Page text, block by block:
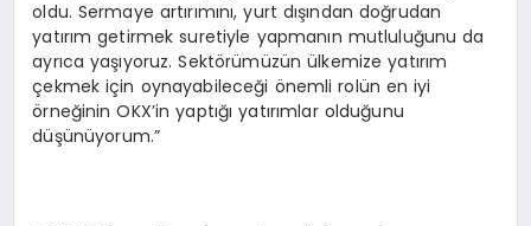
oldu. Sermaye artırımını, yurt dışından doğrudan
yatırım getirmek suretiyle yapmanın mutluluğunu da
ayrıca yaşıyoruz. Sektörümüzün ülkemize yatırım
çekmek için oynayabileceği önemli rolün en iyi
örneğinin OKX’in yaptığı yatırımlar olduğunu
düşünüyorum.”